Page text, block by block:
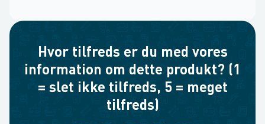
Hvor tilfreds er du med vores
information om dette produkt? (1
= slet ikke tilfreds, 5 = meget
tilfreds)